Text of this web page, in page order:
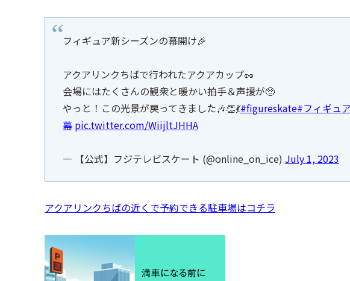
フィギュア新シーズンの幕開け🎉
アクアリンクちばで行われたアクアカップ🥜
会場にはたくさんの観衆と暖かい拍手＆声援が🥺
やっと！この光景が戻ってきました🎶👏💃#figureskate#フィギュ
幕 pic.twitter.com/WiijltJHHA
— 【公式】フジテレビスケート (@online_on_ice) July 1, 2023
アクアリンクちばの近くで予約できる駐車場はコチラ